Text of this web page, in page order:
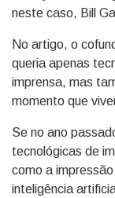
neste caso, Bill
No artigo, o
queria apenas
imprensa, mas
momento que
Se no ano
tecnológicas de
como a
inteligência